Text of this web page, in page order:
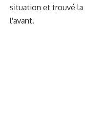
situation et trouvé
l'avant.